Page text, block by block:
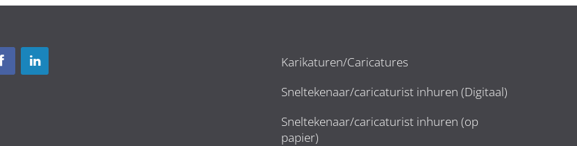
Karikaturen/Caricatures
Sneltekenaar/caricaturist inhuren (Digitaal)
Sneltekenaar/caricaturist inhuren (op
papier)